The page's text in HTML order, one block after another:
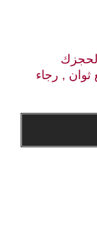
, رجاء